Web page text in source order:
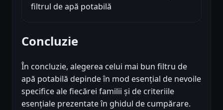
filtrul de apă potabilă
Concluzie
În concluzie, alegerea celui mai bun filtru de
apă potabilă depinde în mod esențial de nevoile
specifice ale fiecărei familii și de criteriile
esențiale prezentate în ghidul de cumpărare.